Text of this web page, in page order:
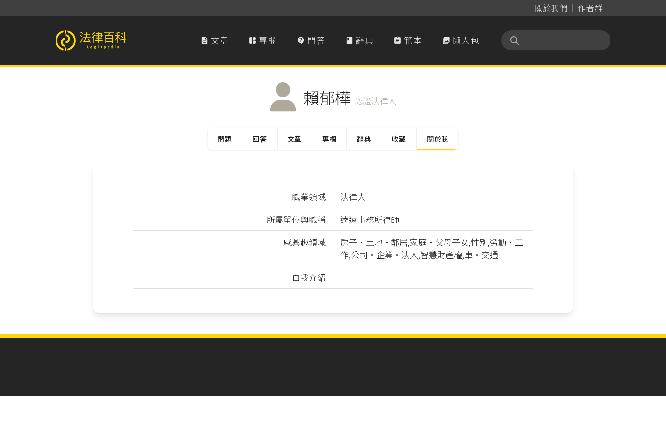
關於我們 作者群
法律百科 Legispedia  文章  專欄  問答  辭典  範本  懶人包
賴郁樺 認證法律人
問題 回答 文章 專欄 辭典 收藏 關於我
職業領域
法律人
所屬單位與職稱
逵遠事務所律師
感興趣領域
房子‧土地‧鄰居,家庭‧父母子女,性別,勞動‧工
作,公司‧企業‧法人,智慧財產權,車‧交通
自我介紹